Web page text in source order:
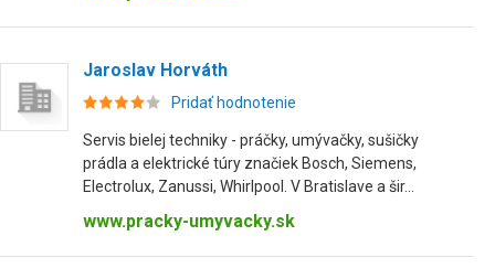
Jaroslav Horváth
Pridať hodnotenie
Servis bielej techniky - práčky, umývačky, sušičky
prádla a elektrické túry značiek Bosch, Siemens,
Electrolux, Zanussi, Whirlpool. V Bratislave a šir...
www.pracky-umyvacky.sk